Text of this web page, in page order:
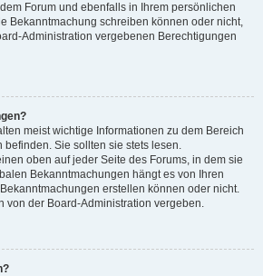
Forum und ebenfalls in Ihrem persönlichen
Bekanntmachung schreiben können oder nicht,
Administration vergebenen Berechtigungen
meist wichtige Informationen zu dem Bereich
befinden. Sie sollten sie stets lesen.
oben auf jeder Seite des Forums, in dem sie
Bekanntmachungen hängt es von Ihren
erstellen können oder nicht.
von der Board-Administration vergeben.